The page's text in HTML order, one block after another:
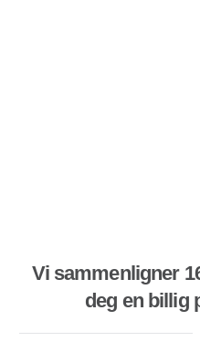
Vi sammenligner
deg en billig